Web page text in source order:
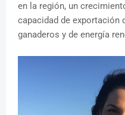
en la región, un
capacidad de exportación
ganaderos y de energía